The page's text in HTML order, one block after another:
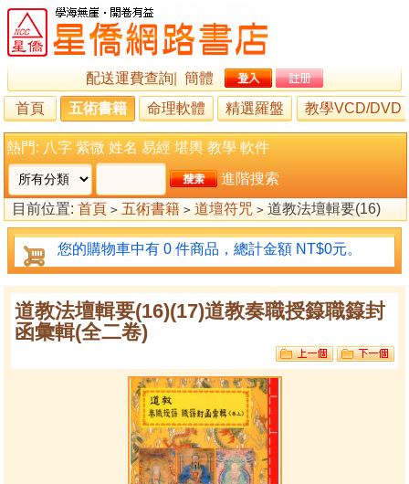
配送運費查詢
簡體
首頁
五術書籍 命理軟體 精選羅盤 教學VCD/DVD
熱門: 八字 紫微 姓名 易經 堪輿 教學 軟件
進階搜索
目前位置: 首頁 > 五術書籍 > 道壇符咒 > 道教法壇輯要(16)
(17)道教奏職授籙職籙封函彙輯(全二卷)
您的購物車中有 0 件商品，總計金額 NT$0元。
道教法壇輯要(16)(17)道教奏職授籙職籙封
函彙輯(全二卷)